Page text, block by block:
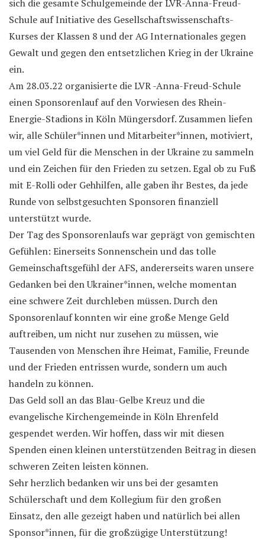
sich die gesamte Schulgemeinde der LVR-Anna-Freud-
Schule auf Initiative des Gesellschaftswissenschafts-
Kurses der Klassen 8 und der AG Internationales gegen
Gewalt und gegen den entsetzlichen Krieg in der Ukraine
ein.
Am 28.03.22 organisierte die LVR -Anna-Freud-Schule
einen Sponsorenlauf auf den Vorwiesen des Rhein-
Energie-Stadions in Köln Müngersdorf. Zusammen liefen
wir, alle Schüler*innen und Mitarbeiter*innen, motiviert,
um viel Geld für die Menschen in der Ukraine zu sammeln
und ein Zeichen für den Frieden zu setzen. Egal ob zu Fuß
mit E-Rolli oder Gehhilfen, alle gaben ihr Bestes, da jede
Runde von selbstgesuchten Sponsoren finanziell
unterstützt wurde.
Der Tag des Sponsorenlaufs war geprägt von gemischten
Gefühlen: Einerseits Sonnenschein und das tolle
Gemeinschaftsgefühl der AFS, andererseits waren unsere
Gedanken bei den Ukrainer*innen, welche momentan
eine schwere Zeit durchleben müssen. Durch den
Sponsorenlauf konnten wir eine große Menge Geld
auftreiben, um nicht nur zusehen zu müssen, wie
Tausenden von Menschen ihre Heimat, Familie, Freunde
und der Frieden entrissen wurde, sondern um auch
handeln zu können.
Das Geld soll an das Blau-Gelbe Kreuz und die
evangelische Kirchengemeinde in Köln Ehrenfeld
gespendet werden. Wir hoffen, dass wir mit diesen
Spenden einen kleinen unterstützenden Beitrag in diesen
schweren Zeiten leisten können.
Sehr herzlich bedanken wir uns bei der gesamten
Schülerschaft und dem Kollegium für den großen
Einsatz, den alle gezeigt haben und natürlich bei allen
Sponsor*innen, für die großzügige Unterstützung!